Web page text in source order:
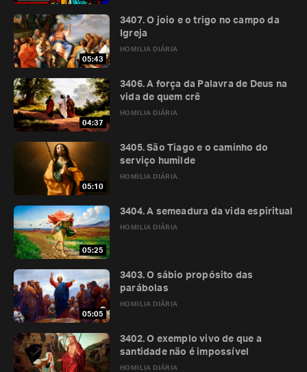
05:43
HOMILIA DIÁRIA
3407. O joio e o trigo no campo da
Igreja
04:37
HOMILIA DIÁRIA
3406. A força da Palavra de Deus na
vida de quem crê
05:10
HOMILIA DIÁRIA
3405. São Tiago e o caminho do
serviço humilde
05:25
HOMILIA DIÁRIA
3404. A semeadura da vida espiritual
05:05
HOMILIA DIÁRIA
3403. O sábio propósito das
parábolas
HOMILIA DIÁRIA
3402. O exemplo vivo de que a
santidade não é impossível